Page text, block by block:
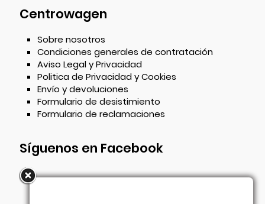
Centrowagen
Sobre nosotros
Condiciones generales de contratación
Aviso Legal y Privacidad
Politica de Privacidad y Cookies
Envío y devoluciones
Formulario de desistimiento
Formulario de reclamaciones
Síguenos en Facebook